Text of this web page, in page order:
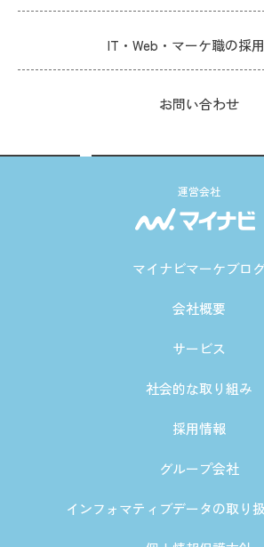
IT・Web・マーケ職の採
お問い合わせ
運営会社
マイナビマーケブロ
会社概要
サービス
社会的な取り組み
採用情報
グループ会社
インフォマティブデータの取り